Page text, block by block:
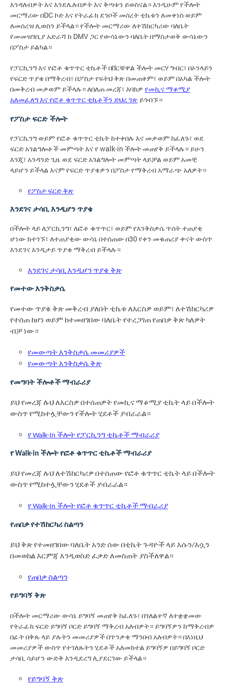
እንዳለብዎት እና እንደሌለብዎት እና ቅጣቱን ይወስናል። እንዲሁም የችሎት
መርማሪው በDC ኮድ እና የትራፊክ ደንቦች መሰረት ቲኬቱን ለመቀነስ ወይም
ለመሰረዝ ሊወስን ይችላል። የችሎት መርማሪው ለተሽከርካሪው ባለቤት
የመመዝገቢያ አድራሻ ከ DMV ጋር የውሳኔውን ባለቤት በማስታወቅ ውሳኔውን
በፖስታ ይልካል።
የፓርኪንግ እና የፎቶ ቁጥጥር ቲኬቶች በቨርቹዋል ችሎት መርሃ ግብር፣ በኦንላይን
የፍርድ ጥያቄ በማቅረብ፣ በፖስታ የፍትህ ቅጽ በመጠቀም፣ ወይም በአካል ችሎት
በመቅረብ መቃወም ይችላሉ። ለበለጠ መረጃ፣ እባክዎ የመኪና ማቆሚያ
አለመፈለግ እና የፎቶ ቁጥጥር ቲኬቶችን ድህረ ገጽ ይጎብኙ።
የፖስታ ፍርድ ችሎት
የፓርኪንግ ወይም የፎቶ ቁጥጥር ቲኬት ከተቀበሉ እና መቃወም ከፈለጉ፣ ወደ
ፍርድ አገልግሎቶች መምጣት እና የ walk-in ችሎት መጠየቅ ይችላሉ። ይሁን
እንጂ፣ አንዳንድ ጊዜ ወደ ፍርድ አገልግሎት መምጣት ላይቻል ወይም አመቺ
ላይሆን ይችላል እናም የፍርድ ጥያቄዎን በፖስታ የማቅረብ አማራጭ አለዎት።
የፖስታ ፍርድ ቅጽ
እንደገና ታሳቢ እንዲሆን ጥያቄ
በችሎት ላይ ለፓርኪንግ፣ ለፎቶ ቁጥጥር፣ ወይም የእንቅስቃሴ ጥሰት ተጠያቂ
ሆነው ከተገኙ፣ ለተጠያቂው ውሳኔ በተሰጠው በ30 የቀን መቁጠሪያ ቀናት ውስጥ
እንደገና እንዲታይ ጥያቄ ማቅረብ ይችላሉ።
እንደገና ታሳቢ እንዲሆን ጥያቄ ቅጽ
የመተው እንቅስቃሴ
የመተው ጥያቄ ቅጽ መቅረብ ያለበት ቲኬቱ ለእርስዎ ወይም፣ ለተሽከርካሪዎ
የተሰጠ ከሆነ ወይም ከተመዘገበው ባለቤት የተረጋገጠ የጠበቃ ቅጽ ካለዎት
ብቻ ነው።
የመውጣት እንቅስቃሴ መመሪያዎች
የመውጣት እንቅስቃሴ ቅጽ
የመግባት ችሎቶች ማብራሪያ
ይህ የመረጃ ሉህ ለእርስዎ በተሰጠዎት የመኪና ማቆሚያ ቲኬት ላይ በችሎት
ውስጥ የሚከተሏቸውን የችሎት ሂደቶች ያብራራል።
የ Walk-In ችሎት የፓርኪንግ ቲኬቶች ማብራሪያ
የ Walk-in ችሎት የፎቶ ቁጥጥር ቲኬቶች ማብራሪያ
ይህ የመረጃ ሉህ ለተሽከርካሪዎ በተሰጠው የፎቶ ቁጥጥር ቲኬት ላይ በችሎት
ውስጥ የሚከተሏቸውን ሂደቶች ያብራራል።
የ Walk-In ችሎት የፎቶ ቁጥጥር ቲኬቶች ማብራሪያ
የጠበቃ የተሽከርካሪ ስልጣን
ይህ ቅጽ የተመዘገበው ባለቤት አንድ ሰው በቲኬት ጉዳዮች ላይ እሱን/እሷን
በመወከል እርምጃ እንዲወስድ ፈቃድ ለመስጠት ያስችለዋል።
የጠበቃ ስልጣን
የይግባኝ ቅጽ
በችሎት መርማሪው ውሳኔ ይግባኝ መጠየቅ ከፈለጉ፣ በገለልተኛ ለተቋቋመው
የትራፊክ ፍርድ ይግባኝ ቦርድ ይግባኝ ማቅረብ አለብዎት። ይግባኝዎን ከማቅረብዎ
በፊት በቅጹ ላይ ያሉትን መመሪያዎች በጥንቃቄ ማንበብ አለብዎት። በእነዚህ
መመሪያዎች ውስጥ የተገለጹትን ሂደቶች አለመከተል ይግባኝዎ በይግባኝ ቦርድ
ታሳቢ ሳይሆን ውድቅ እንዲደረግ ሊያደርገው ይችላል።
የይግባኝ ቅጽ